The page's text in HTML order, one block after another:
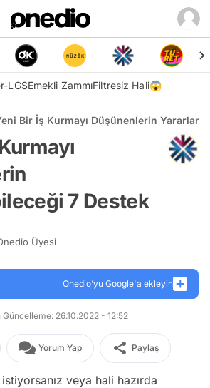
LGSEmekli ZammıFiltresiz Hali😱
Bir İş Kurmayı Düşünenlerin
7 Destek
Üyesi
Onedio’yu Google'a ekleyin
Güncelleme: 26.10.2022 - 12:52
Yorum Yap Paylaş
veya hali hazırda